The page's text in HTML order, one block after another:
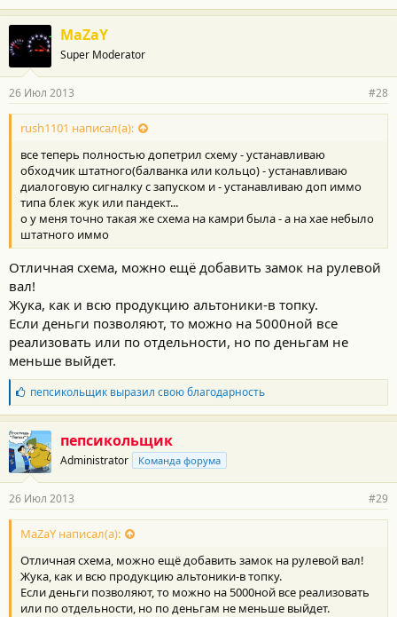
MaZaY
Super Moderator
26 Июл 2013 #28
rush1101 написал(а):
все теперь полностью допетрил схему - устанавливаю
обходчик штатного(балванка или кольцо) - устанавливаю
диалоговую сигналку с запуском и - устанавливаю доп иммо
типа блек жук или пандект...
о у меня точно такая же схема на камри была - а на хае небыло
штатного иммо
Отличная схема, можно ещё добавить замок на рулевой
вал!
Жука, как и всю продукцию альтоники-в топку.
Если деньги позволяют, то можно на 5000ной все
реализовать или по отдельности, но по деньгам не
меньше выйдет.
Б
л
а
г
о
д
а
н
о
с
и
:
пепсикольщиквыразил свою благодарность
пепсикольщик
Administrator Команда форума
26 Июл 2013 #29
MaZaY написал(а):
Отличная схема, можно ещё добавить замок на рулевой вал!
Жука, как и всю продукцию альтоники-в топку.
Если деньги позволяют, то можно на 5000ной все реализовать
или по отдельности, но по деньгам не меньше выйдет.